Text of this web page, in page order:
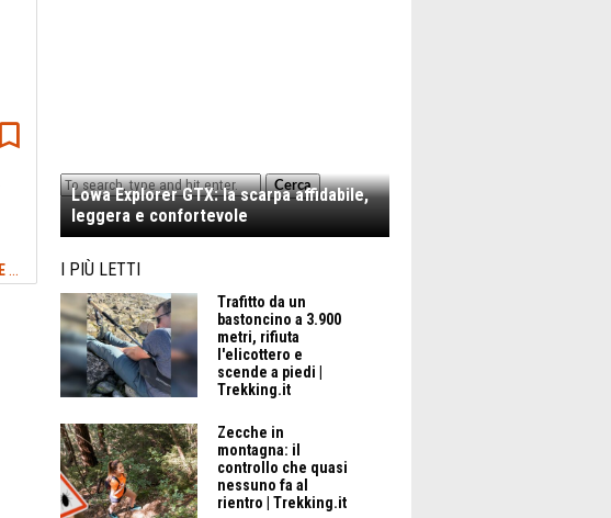
TREKKING TOSCANA: SENTIERI, CAMMINI E ITINERARI #TOSCANA
Cerca
Lowa Explorer GTX: la scarpa affidabile,
leggera e confortevole
I PIÙ LETTI
Trafitto da un
bastoncino a 3.900
metri, rifiuta
l'elicottero e
scende a piedi |
Trekking.it
Zecche in
montagna: il
controllo che quasi
nessuno fa al
rientro | Trekking.it